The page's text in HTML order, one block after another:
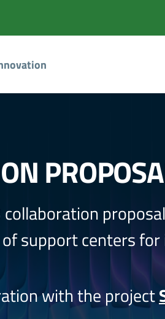
support centers
with the project